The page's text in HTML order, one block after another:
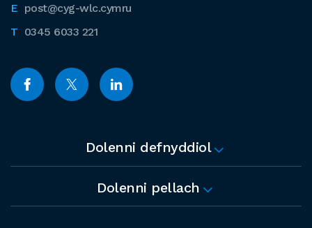
post@cyg-wlc.cymru
0345 6033 221
Dolenni defnyddiol
Dolenni pellach